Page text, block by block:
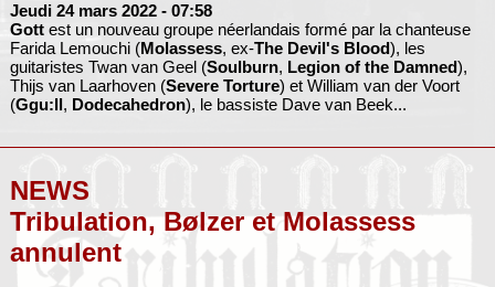
Jeudi 24 mars 2022 - 07:58
Gottest un nouveau groupe néerlandais formé par la chanteuse
Farida Lemouchi (Molassess, ex-The Devil's Blood), les
guitaristes Twan van Geel (Soulburn, Legion of the Damned),
Thijs van Laarhoven (Severe Torture) et William van der Voort
(Ggu:ll, Dodecahedron), le bassiste Dave van Beek...
NEWS
Tribulation, Bølzer et Molassess
annulent